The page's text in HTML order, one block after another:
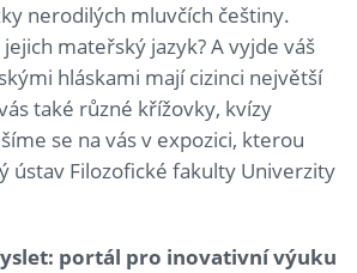
nerodilých mluvčích češtiny.
mateřský jazyk? A vyjde váš
hláskami mají cizinci největší
také různé křížovky, kvízy
se na vás v expozici, kterou
ústav Filozofické fakulty Univerzity
portál pro inovativní výuku